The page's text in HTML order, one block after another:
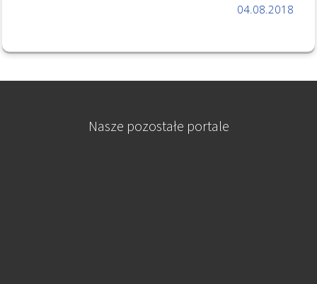
04.08.2018
Nasze pozostałe portale